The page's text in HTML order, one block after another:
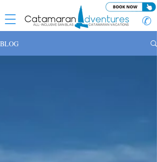
✆
BLOG